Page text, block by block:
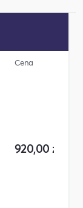
Cena
920,00 zł